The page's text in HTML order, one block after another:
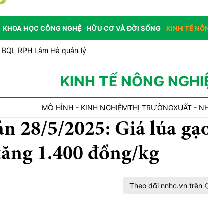
KHOA HỌC CÔNG NGHỆ HỮU CƠ VÀ ĐỜI SỐNG KINH TẾ
RPH Lâm Hà quản lý
KINH TẾ NÔNG
MÔ HÌNH - KINH NGHIỆMTHỊ TRƯỜNGXUẤT -
28/5/2025: Giá lúa
1.400 đồng/kg
Theo dõi nnhc.vn trên